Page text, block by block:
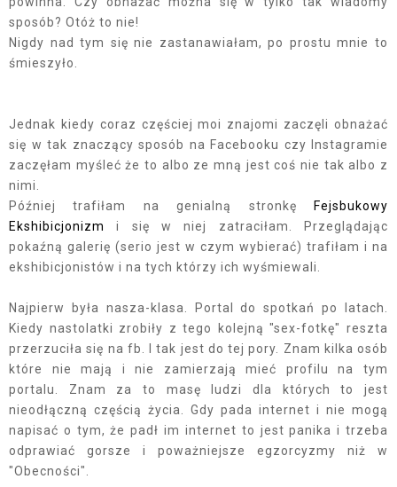
sposób? Otóż to nie!
Nigdy nad tym się nie zastanawiałam, po prostu mnie to
śmieszyło.
Jednak kiedy coraz częściej moi znajomi zaczęli obnażać
się w tak znaczący sposób na Facebooku czy Instagramie
zaczęłam myśleć że to albo ze mną jest coś nie tak albo z
nimi.
Później trafiłam na genialną stronkę
Fejsbukowy
Ekshibicjonizm
i się w niej zatraciłam. Przeglądając
pokaźną galerię (serio jest w czym wybierać) trafiłam i na
ekshibicjonistów i na tych którzy ich wyśmiewali.
Najpierw była nasza-klasa. Portal do spotkań po latach.
Kiedy nastolatki zrobiły z tego kolejną "sex-fotkę" reszta
przerzuciła się na fb. I tak jest do tej pory. Znam kilka osób
które nie mają i nie zamierzają mieć profilu na tym
portalu. Znam za to masę ludzi dla których to jest
nieodłączną częścią życia. Gdy pada internet i nie mogą
napisać o tym, że padł im internet to jest panika i trzeba
odprawiać gorsze i poważniejsze egzorcyzmy niż w
"Obecności".